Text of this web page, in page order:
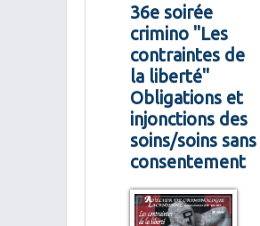
36e soirée
crimino "Les
contraintes de
la liberté"
Obligations et
injonctions des
soins/soins sans
consentement